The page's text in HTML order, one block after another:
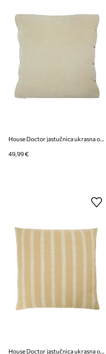
49,99 €
House Doctor jastučnica ukrasna od pamuka 50 x 50 cm